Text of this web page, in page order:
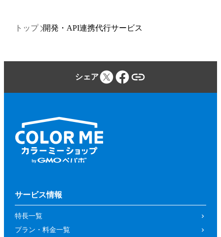
トップ 開発・API連携代行サービス
シェア
サービス情報
特長一覧
プラン・料金一覧